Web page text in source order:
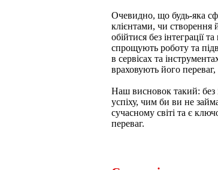
Очевидно, що будь-яка
клієнтами, чи створення
обійтися без інтеграції
спрощують роботу та
в сервісах та
враховують його переваг,
Наш висновок такий: без
успіху, чим би ви не
сучасному світі та є
переваг.